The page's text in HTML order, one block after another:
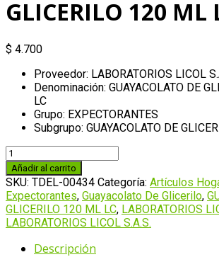
GLICERILO 120 ML
$ 4.700
Proveedor: LABORATORIOS LICOL
Denominación: GUAYACOLATO DE
LC
Grupo: EXPECTORANTES
Subgrupo: GUAYACOLATO DE
GUAYACOLATO
DE
GLICERILO
120
ML
LC
cantidad
Añadir al carrito
SKU: TDEL-00434 Categoría: Artículos
Expectorantes, Guayacolato De Glicerilo,
GLICERILO 120 ML LC, LABORATORIOS
LABORATORIOS LICOL S.A.S.
Descripción